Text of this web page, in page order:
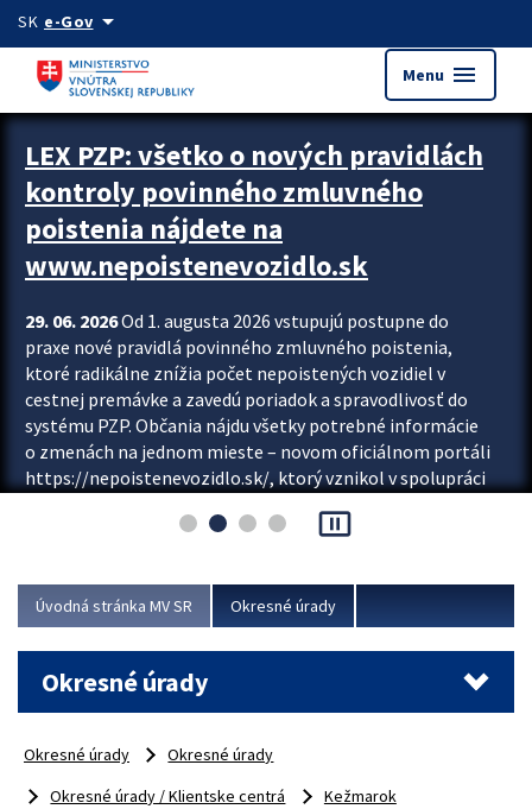
Preskocit na hlavný obsah
SK e-Govarrow_drop_down
Menu menu
Zastavit automatický posun upútavok
LEX PZP: všetko o nových pravidlách
kontroly povinného zmluvného
poistenia nájdete na
www.nepoistenevozidlo.sk
29. 06. 2026Od 1. augusta 2026 vstupujú postupne do
praxe nové pravidlá povinného zmluvného poistenia,
ktoré radikálne znížia počet nepoistených vozidiel v
cestnej premávke a zavedú poriadok a spravodlivosť do
systému PZP. Občania nájdu všetky potrebné informácie
o zmenách na jednom mieste – novom oficiálnom portáli
https://nepoistenevozidlo.sk/, ktorý vznikol v spolupráci
asociácie poisťovní (SLASPO) a Ministerstva vnútra SR.
Viac
pause_presentation
Úvodná stránka MV SR Okresné úrady
Okresné úrady
Okresné úrady
Okresné úrady
Okresné úrady / Klientske centrá
Kežmarok